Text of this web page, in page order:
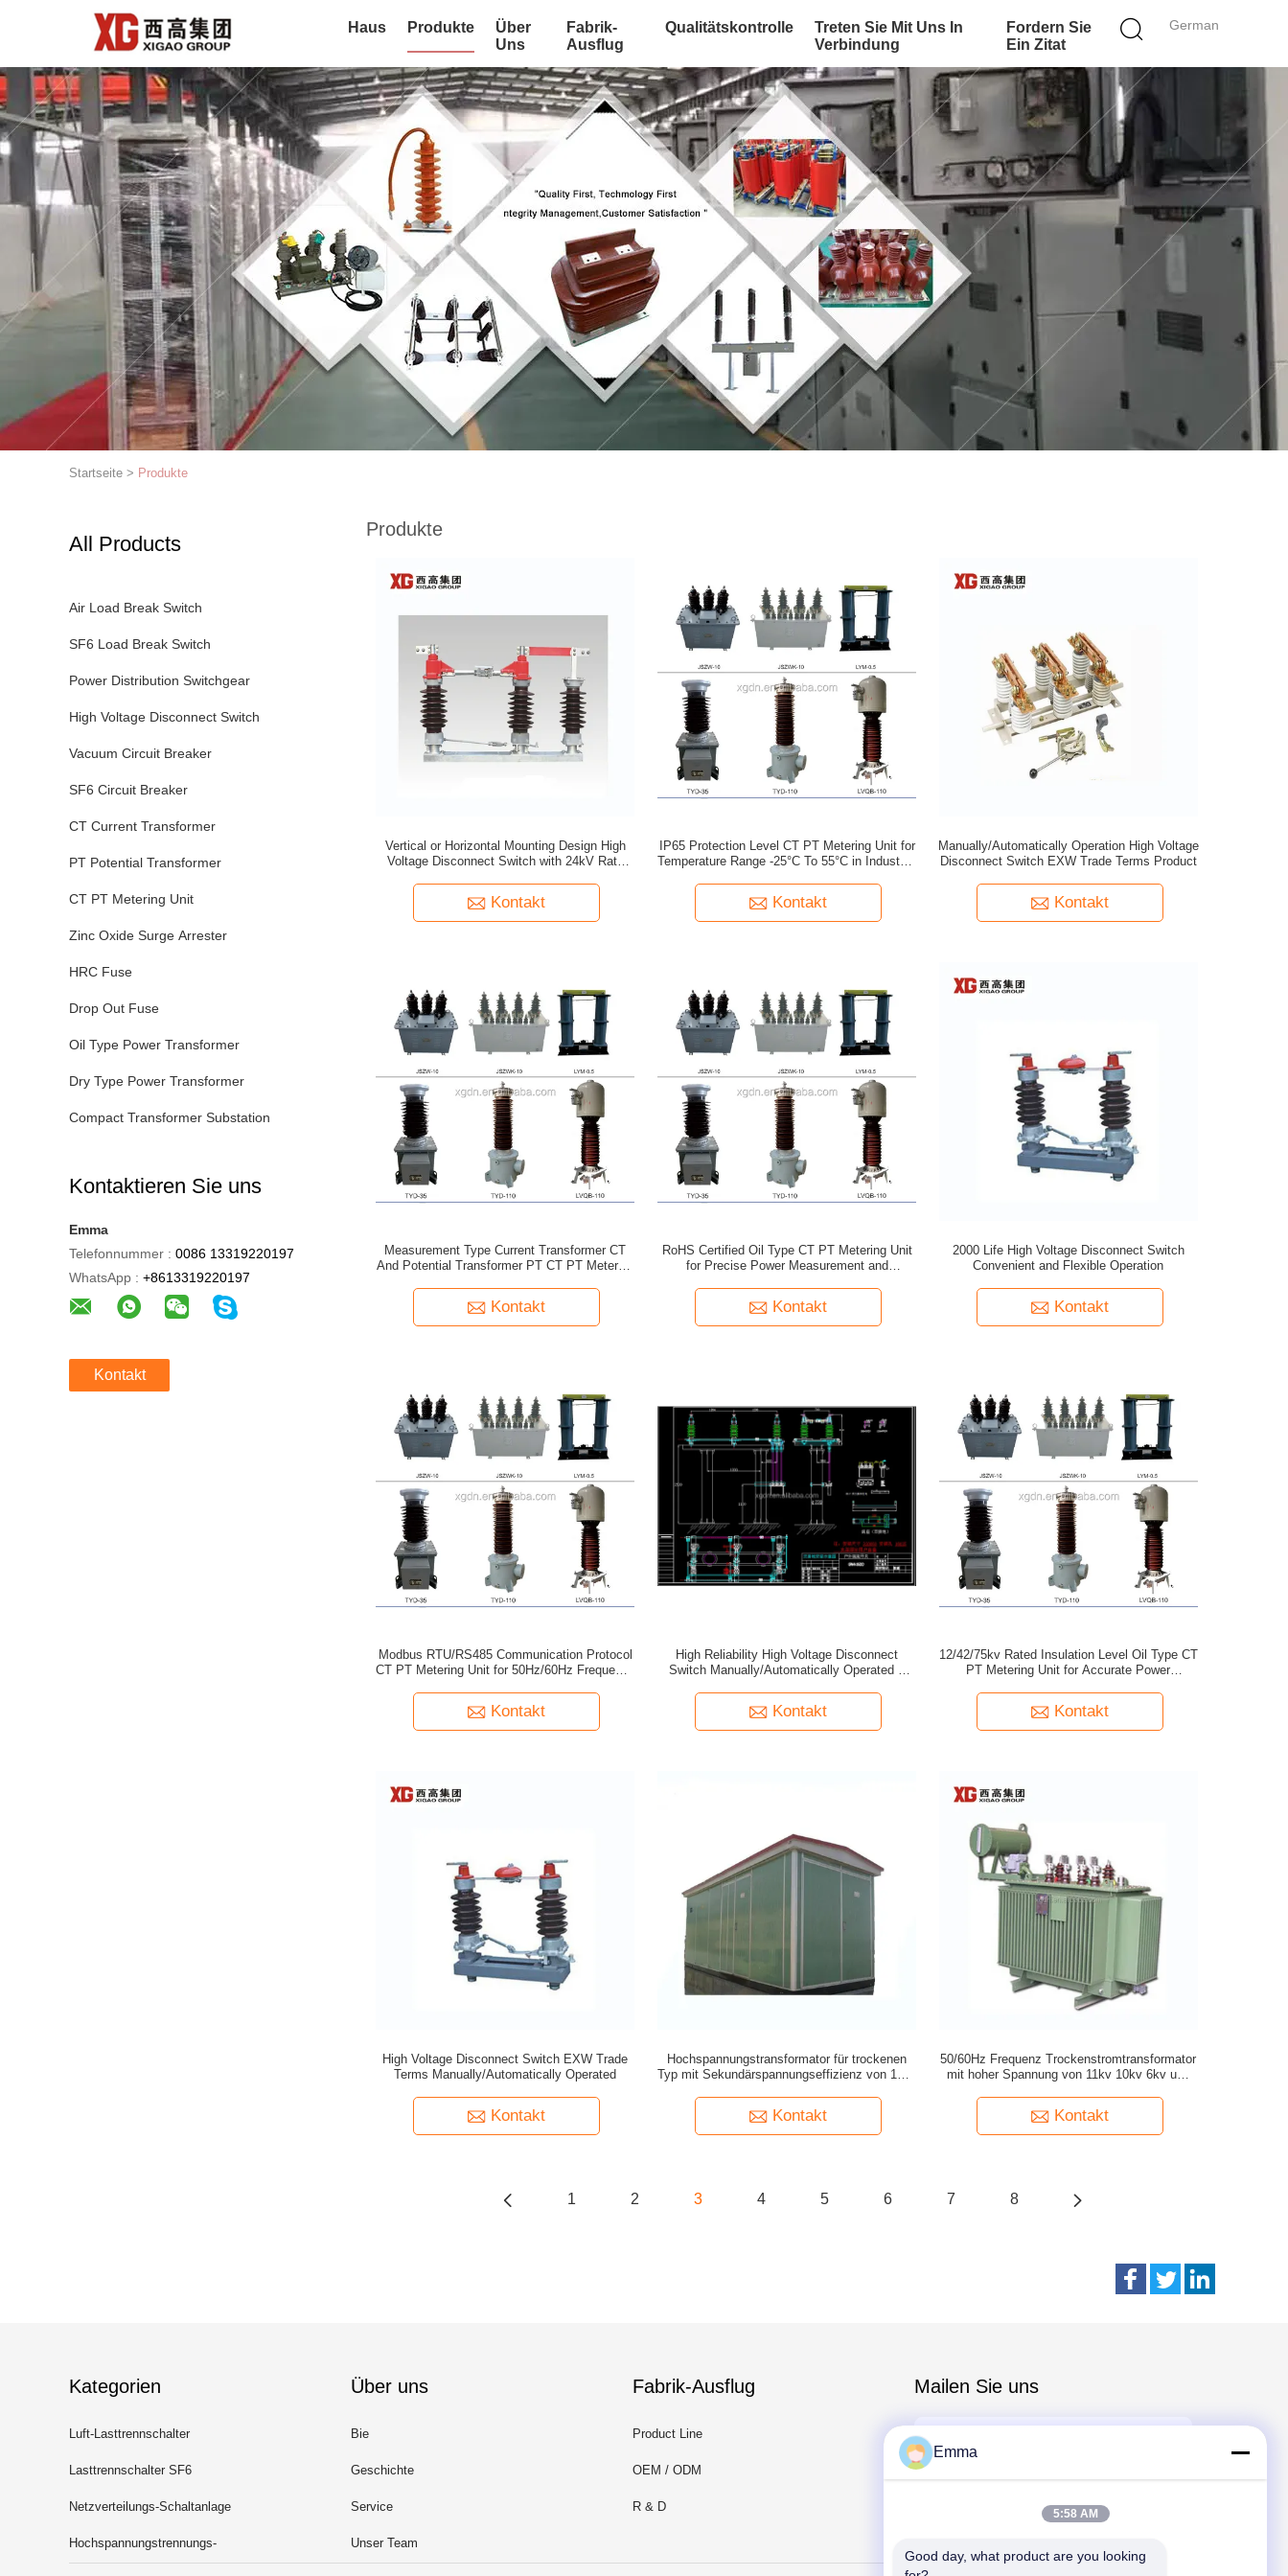
German
Haus Produkte
Über
Uns
Fabrik-
Ausflug
Qualitätskontrolle
Treten Sie Mit Uns In
Verbindung
Fordern Sie
Ein Zitat
Startseite > Produkte
All Products
Air Load Break Switch
SF6 Load Break Switch
Power Distribution Switchgear
High Voltage Disconnect Switch
Vacuum Circuit Breaker
SF6 Circuit Breaker
CT Current Transformer
PT Potential Transformer
CT PT Metering Unit
Zinc Oxide Surge Arrester
HRC Fuse
Drop Out Fuse
Oil Type Power Transformer
Dry Type Power Transformer
Compact Transformer Substation
Kontaktieren Sie uns
Emma
Telefonnummer : 0086 13319220197
WhatsApp : +8613319220197
Kontakt
Produkte
Vertical or Horizontal Mounting Design High
Voltage Disconnect Switch with 24kV Rate
Kontakt
IP65 Protection Level CT PT Metering Unit for
Temperature Range -25°C To 55°C in Industrial
Kontakt
Manually/Automatically Operation High Voltage
Disconnect Switch EXW Trade Terms Product
Kontakt
Measurement Type Current Transformer CT
And Potential Transformer PT CT PT Metering
Kontakt
RoHS Certified Oil Type CT PT Metering Unit
for Precise Power Measurement and
Kontakt
2000 Life High Voltage Disconnect Switch
Convenient and Flexible Operation
Kontakt
Modbus RTU/RS485 Communication Protocol
CT PT Metering Unit for 50Hz/60Hz Frequency
Kontakt
High Reliability High Voltage Disconnect
Switch Manually/Automatically Operated 3
Kontakt
12/42/75kv Rated Insulation Level Oil Type CT
PT Metering Unit for Accurate Power
Kontakt
High Voltage Disconnect Switch EXW Trade
Terms Manually/Automatically Operated
Kontakt
Hochspannungstransformator für trockenen
Typ mit Sekundärspannungseffizienz von 11kv
Kontakt
50/60Hz Frequenz Trockenstromtransformator
mit hoher Spannung von 11kv 10kv 6kv und
Kontakt
1 2 3 4 5 6 7 8
Kategorien
Luft-Lasttrennschalter
Lasttrennschalter SF6
Netzverteilungs-Schaltanlage
Hochspannungstrennungs-
Über uns
Bie
Geschichte
Service
Unser Team
Fabrik-Ausflug
Product Line
OEM / ODM
R & D
Mailen Sie uns
Emma
5:58 AM
Good day, what product are you looking